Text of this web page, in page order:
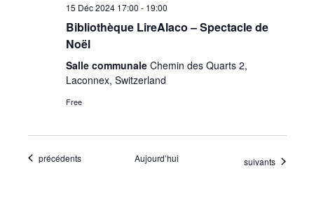
15 Déc 2024 17:00 - 19:00
Bibliothèque LireAlaco – Spectacle de
Noël
Salle communale Chemin des Quarts 2,
Laconnex, Switzerland
Free
Évènements
précédents Aujourd’hui Évènements
suivants